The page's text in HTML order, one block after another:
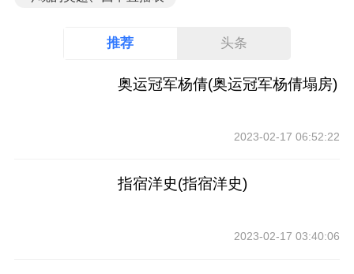
推荐 头条
奥运冠军杨倩(奥运冠军杨倩塌房)
2023-02-17 06:52:22
指宿洋史(指宿洋史)
2023-02-17 03:40:06